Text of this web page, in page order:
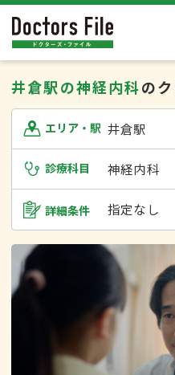
井倉駅の神経内科の
エリア・駅 井倉駅
診療科目 神経内科
詳細条件 指定なし